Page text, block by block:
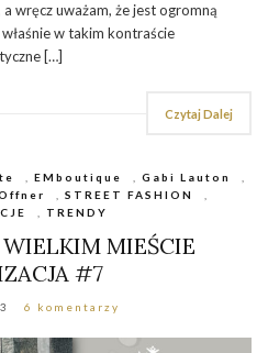
wręcz uważam, że jest ogromną
w takim kontraście
[…]
Czytaj Dalej
EMboutique Gabi Lauton
STREET FASHION
TRENDY
MIEŚCIE
#7
6 komentarzy